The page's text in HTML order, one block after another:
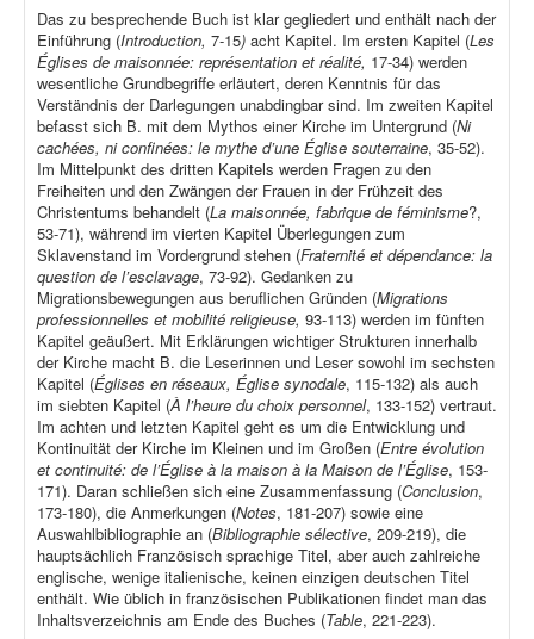
Das zu besprechende Buch ist klar gegliedert und enthält nach der
Einführung (Introduction, 7-15) acht Kapitel. Im ersten Kapitel (Les
Églises de maisonnée: représentation et réalité, 17-34) werden
wesentliche Grundbegriffe erläutert, deren Kenntnis für das
Verständnis der Darlegungen unabdingbar sind. Im zweiten Kapitel
befasst sich B. mit dem Mythos einer Kirche im Untergrund (Ni
cachées, ni confinées: le mythe d’une Église souterraine, 35-52).
Im Mittelpunkt des dritten Kapitels werden Fragen zu den
Freiheiten und den Zwängen der Frauen in der Frühzeit des
Christentums behandelt (La maisonnée, fabrique de féminisme?,
53-71), während im vierten Kapitel Überlegungen zum
Sklavenstand im Vordergrund stehen (Fraternité et dépendance: la
question de l’esclavage, 73-92). Gedanken zu
Migrationsbewegungen aus beruflichen Gründen (Migrations
professionnelles et mobilité religieuse, 93-113) werden im fünften
Kapitel geäußert. Mit Erklärungen wichtiger Strukturen innerhalb
der Kirche macht B. die Leserinnen und Leser sowohl im sechsten
Kapitel (Églises en réseaux, Église synodale, 115-132) als auch
im siebten Kapitel (À l’heure du choix personnel, 133-152) vertraut.
Im achten und letzten Kapitel geht es um die Entwicklung und
Kontinuität der Kirche im Kleinen und im Großen (Entre évolution
et continuité: de l’Église à la maison à la Maison de l’Église, 153-
171). Daran schließen sich eine Zusammenfassung (Conclusion,
173-180), die Anmerkungen (Notes, 181-207) sowie eine
Auswahlbibliographie an (Bibliographie sélective, 209-219), die
hauptsächlich Französisch sprachige Titel, aber auch zahlreiche
englische, wenige italienische, keinen einzigen deutschen Titel
enthält. Wie üblich in französischen Publikationen findet man das
Inhaltsverzeichnis am Ende des Buches (Table, 221-223).